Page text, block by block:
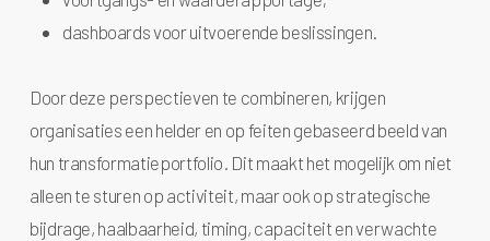
dashboards voor uitvoerende beslissingen.
Door deze perspectieven te combineren, krijgen
organisaties een helder en op feiten gebaseerd beeld van
hun transformatieportfolio. Dit maakt het mogelijk om niet
alleen te sturen op activiteit, maar ook op strategische
bijdrage, haalbaarheid, timing, capaciteit en verwachte